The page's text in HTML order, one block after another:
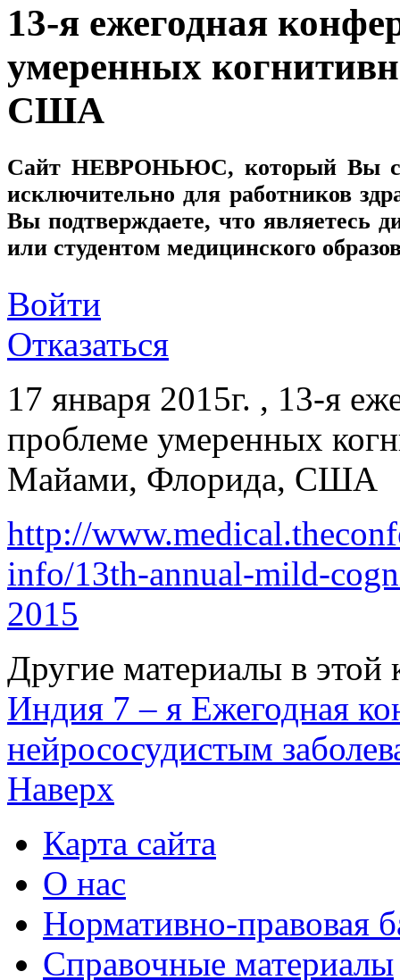
13-я ежегодная
умеренных
США
Сайт НЕВРОНЬЮС, который Вы
исключительно для работников
Вы подтверждаете, что являетесь
или студентом медицинского
Войти
Отказаться
17 января 2015г. , 13-я
проблеме умеренных
Майами, Флорида, США
http://
info/13th-annual-mild-
2015
Другие материалы в этой
Индия 7 – я Ежегодная
нейрососудистым
Наверх
Карта сайта
О нас
Нормативно-правовая
Справочные материалы